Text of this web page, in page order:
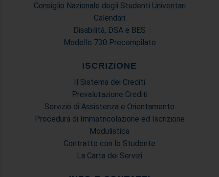
Consiglio Nazionale degli Studenti Univeritari
Calendari
Disabilità, DSA e BES
Modello 730 Precompilato
ISCRIZIONE
Il Sistema dei Crediti
Prevalutazione Crediti
Servizio di Assistenza e Orientamento
Procedura di Immatricolazione ed Iscrizione
Modulistica
Contratto con lo Studente
La Carta dei Servizi